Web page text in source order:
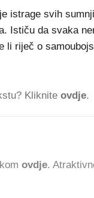
istrage svih
Ističu da svaka
li riječ o
Kliknite ovdje.
ovdje.